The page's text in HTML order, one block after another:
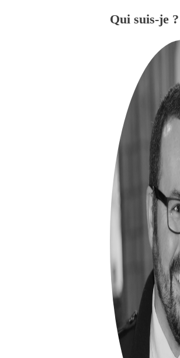
Qui suis-je ?